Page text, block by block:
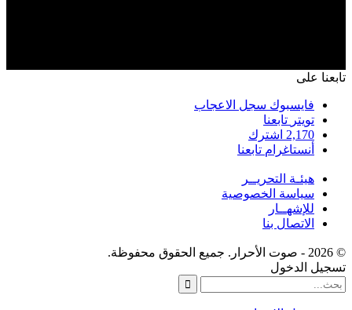
تابعنا على
فايسبوك سجل الاعجاب
تويتر تابعنا
2,170 اشترك
أنستاغرام تابعنا
هيئـة التحريــر
سياسة الخصوصية
للإشهــار
الاتصال بنا
© 2026 - صوت الأحرار. جميع الحقوق محفوظة.
تسجيل الدخول